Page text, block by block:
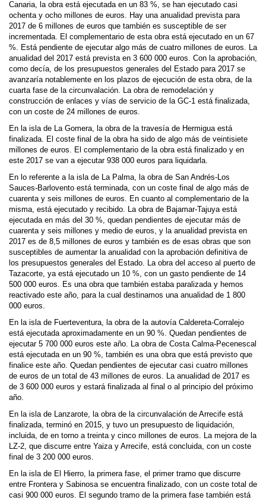
Canaria, la obra está ejecutada en un 83 %, se han ejecutado casi
ochenta y ocho millones de euros. Hay una anualidad prevista para
2017 de 6 millones de euros que también es susceptible de ser
incrementada. El complementario de esta obra está ejecutado en un 67
%. Está pendiente de ejecutar algo más de cuatro millones de euros. La
anualidad del 2017 está prevista en 3 600 000 euros. Con la aprobación,
como decía, de los presupuestos generales del Estado para 2017 se
avanzaría notablemente en los plazos de ejecución de esta obra, de la
cuarta fase de la circunvalación. La obra de remodelación y
construcción de enlaces y vías de servicio de la GC-1 está finalizada,
con un coste de 24 millones de euros.
En la isla de La Gomera, la obra de la travesía de Hermigua está
finalizada. El coste final de la obra ha sido de algo más de veintisiete
millones de euros. El complementario de la obra está finalizado y en
este 2017 se van a ejecutar 938 000 euros para liquidarla.
En lo referente a la isla de La Palma, la obra de San Andrés-Los
Sauces-Barlovento está terminada, con un coste final de algo más de
cuarenta y seis millones de euros. En cuanto al complementario de la
misma, está ejecutado y recibido. La obra de Bajamar-Tajuya está
ejecutada en más del 30 %, quedan pendientes de ejecutar más de
cuarenta y seis millones y medio de euros, y la anualidad prevista en
2017 es de 8,5 millones de euros y también es de esas obras que son
susceptibles de aumentar la anualidad con la aprobación definitiva de
los presupuestos generales del Estado. La obra del acceso al puerto de
Tazacorte, ya está ejecutado un 10 %, con un gasto pendiente de 14
500 000 euros. Es una obra que también estaba paralizada y hemos
reactivado este año, para la cual destinamos una anualidad de 1 800
000 euros.
En la isla de Fuerteventura, la obra de la autovía Caldereta-Corralejo
está ejecutada aproximadamente en un 90 %. Quedan pendientes de
ejecutar 5 700 000 euros este año. La obra de Costa Calma-Pecenescal
está ejecutada en un 90 %, también es una obra que está previsto que
finalice este año. Quedan pendientes de ejecutar casi cuatro millones
de euros de un total de 43 millones de euros. La anualidad de 2017 es
de 3 600 000 euros y estará finalizada al final o al principio del próximo
año.
En la isla de Lanzarote, la obra de la circunvalación de Arrecife está
finalizada, terminó en 2015, y tuvo un presupuesto de liquidación,
incluida, de en torno a treinta y cinco millones de euros. La mejora de la
LZ-2, que discurre entre Yaiza y Arrecife, está concluida, con un coste
final de 3 200 000 euros.
En la isla de El Hierro, la primera fase, el primer tramo que discurre
entre Frontera y Sabinosa se encuentra finalizado, con un coste total de
casi 900 000 euros. El segundo tramo de la primera fase también está